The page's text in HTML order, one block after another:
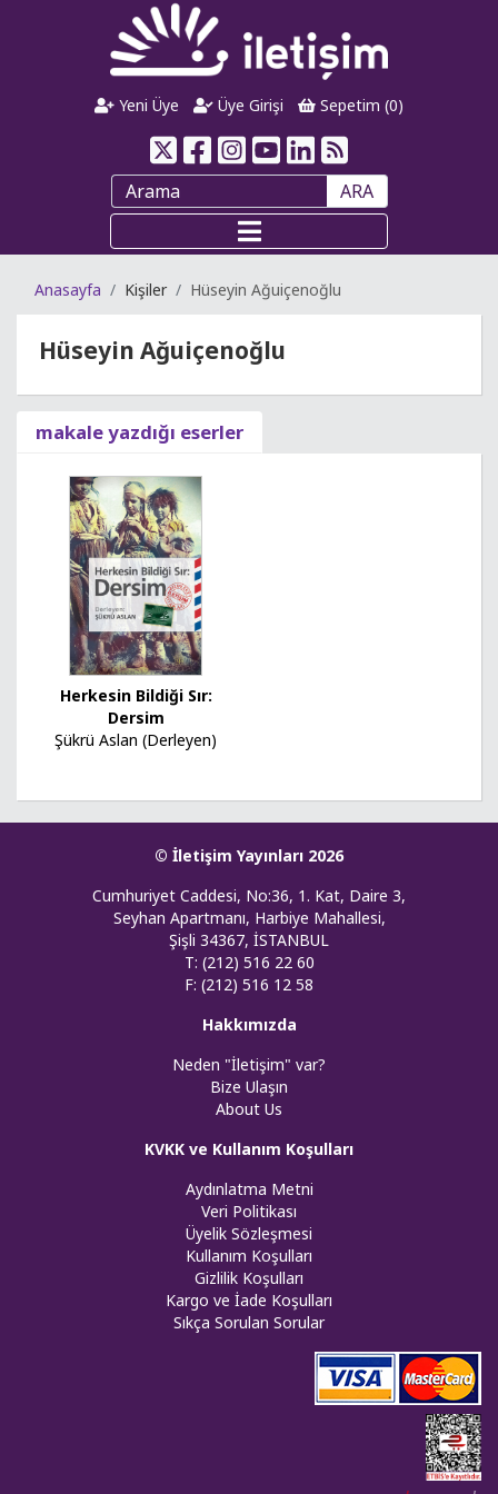
Yeni Üye Üye Girişi Sepetim (0)
ARA
Anasayfa Kişiler Hüseyin Ağuiçenoğlu
Hüseyin Ağuiçenoğlu
makale yazdığı eserler
Herkesin Bildiği Sır:
Dersim
Şükrü Aslan (Derleyen)
© İletişim Yayınları 2026
Cumhuriyet Caddesi, No:36, 1. Kat, Daire 3,
Seyhan Apartmanı, Harbiye Mahallesi,
Şişli 34367, İSTANBUL
T: (212) 516 22 60
F: (212) 516 12 58
Hakkımızda
Neden "İletişim" var?
Bize Ulaşın
About Us
KVKK ve Kullanım Koşulları
Aydınlatma Metni
Veri Politikası
Üyelik Sözleşmesi
Kullanım Koşulları
Gizlilik Koşulları
Kargo ve İade Koşulları
Sıkça Sorulan Sorular